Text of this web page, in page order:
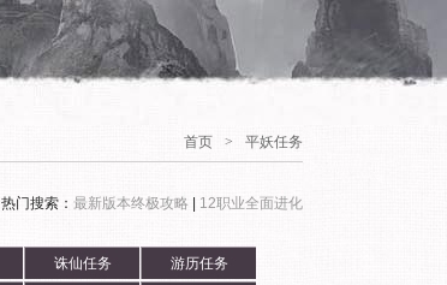
首页 > 平妖任务
热门搜索： 最新版本终极攻略 12职业全面进化
诛仙任务 游历任务